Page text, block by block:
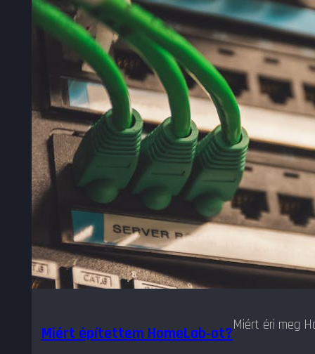
Miért építettem HomeLab‑ot?Miért éri meg